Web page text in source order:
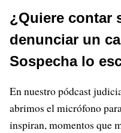
¿Quiere contar
denunciar un
Sospecha lo
En nuestro pódcast
abrimos el micrófono
inspiran, momentos que